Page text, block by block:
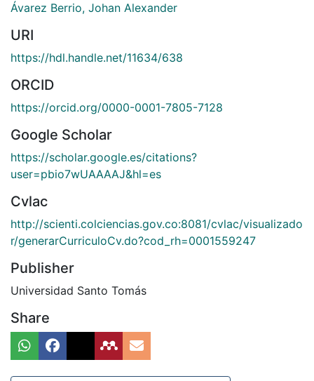
Ávarez Berrio, Johan Alexander
URI
https://hdl.handle.net/11634/638
ORCID
https://orcid.org/0000-0001-7805-7128
Google Scholar
https://scholar.google.es/citations?
user=pbio7wUAAAAJ&hl=es
Cvlac
http://scienti.colciencias.gov.co:8081/cvlac/visualizado
r/generarCurriculoCv.do?cod_rh=0001559247
Publisher
Universidad Santo Tomás
Share